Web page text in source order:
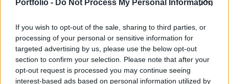
Portfolio - Do Not Process My Personal Information
If you wish to opt-out of the sale, sharing to third parties, or
processing of your personal or sensitive information for
targeted advertising by us, please use the below opt-out
section to confirm your selection. Please note that after your
opt-out request is processed you may continue seeing
interest-based ads based on personal information utilized by
Portfolio Investment Day 2026Október 21-én jön a Portfolio
Investment Day 2026, ahol a piac vezető szakértőivel
keressük a választ a befektetőket leginkább foglalkoztató
kérdésekre. Meddig tarthat az AI-rali, kik lehetnek a